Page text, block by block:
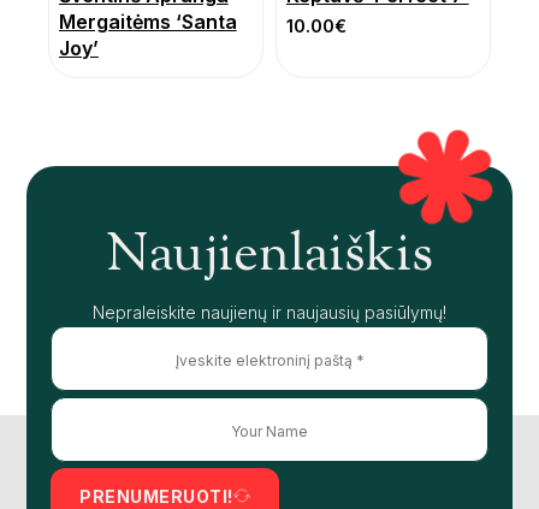
Mergaitėms ‘Santa
Joy’
10.00€
Naujienlaiškis
Nepraleiskite naujienų ir naujausių pasiūlymų!
PRENUMERUOTI!